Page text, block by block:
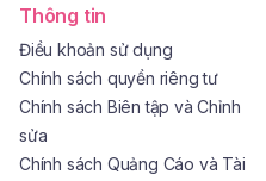
Thông tin
Điều khoản sử dụng
Chính sách quyền riêng tư
Chính sách Biên tập và Chỉnh
sửa
Chính sách Quảng Cáo và Tài